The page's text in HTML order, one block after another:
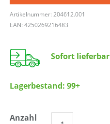
Artikelnummer: 204612.001
EAN: 4250269216483
Sofort lieferbar
Lagerbestand: 99+
Anzahl